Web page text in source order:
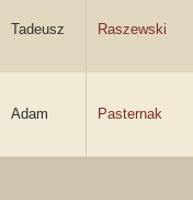
Tadeusz Raszewski
Adam Pasternak